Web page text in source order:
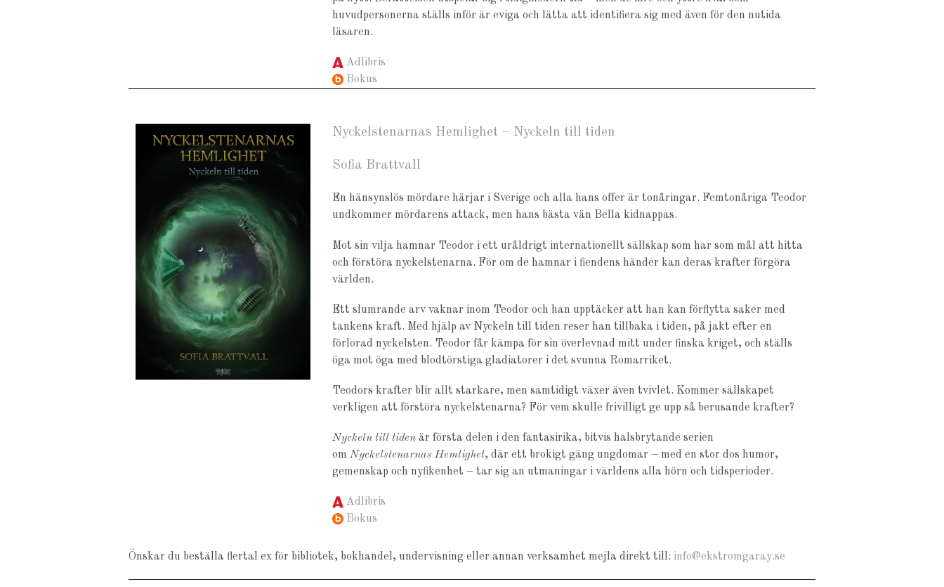
huvudpersonerna ställs inför är eviga och lätta att identifiera sig med även för den nutida
läsaren.
Adlibris
Bokus
Nyckelstenarnas Hemlighet – Nyckeln till tiden
Sofia Brattvall
En hänsynslös mördare härjar i Sverige och alla hans offer är tonåringar. Femtonåriga Teodor
undkommer mördarens attack, men hans bästa vän Bella kidnappas.
Mot sin vilja hamnar Teodor i ett uråldrigt internationellt sällskap som har som mål att hitta
och förstöra nyckelstenarna. För om de hamnar i fiendens händer kan deras krafter förgöra
världen.
Ett slumrande arv vaknar inom Teodor och han upptäcker att han kan förflytta saker med
tankens kraft. Med hjälp av Nyckeln till tiden reser han tillbaka i tiden, på jakt efter en
förlorad nyckelsten. Teodor får kämpa för sin överlevnad mitt under finska kriget, och ställs
öga mot öga med blodtörstiga gladiatorer i det svunna Romarriket.
Teodors krafter blir allt starkare, men samtidigt växer även tvivlet. Kommer sällskapet
verkligen att förstöra nyckelstenarna? För vem skulle frivilligt ge upp så berusande krafter?
Nyckeln till tidenär första delen i den fantasirika, bitvis halsbrytande serien
om Nyckelstenarnas Hemlighet, där ett brokigt gäng ungdomar – med en stor dos humor,
gemenskap och nyfikenhet – tar sig an utmaningar i världens alla hörn och tidsperioder.
Adlibris
Bokus
Önskar du beställa flertal ex för bibliotek, bokhandel, undervisning eller annan verksamhet mejla direkt till: info@ekstromgaray.se